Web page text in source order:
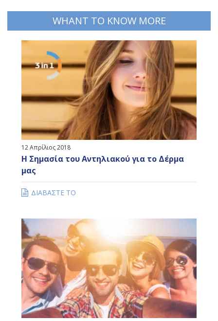
WHANT TO KNOW MORE
12 Απρίλιος 2018
Η Σημασία του Αντηλιακού για το Δέρμα
μας
ΔΙΑΒΑΣΤΕ ΤΟ